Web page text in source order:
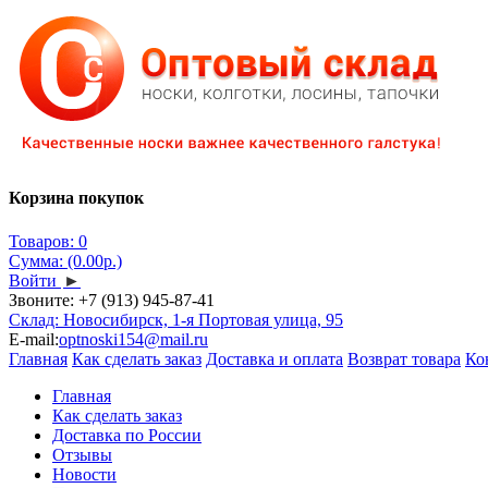
Корзина покупок
Товаров: 0
Сумма: (0.00р.)
Войти ►
Звоните: +7 (913) 945-87-41
Склад: Новосибирск, 1-я Портовая улица, 95
E-mail:optnoski154@mail.ru
Главная Как сделать заказ Доставка и оплата Возврат товара
Главная
Как сделать заказ
Доставка по России
Отзывы
Новости